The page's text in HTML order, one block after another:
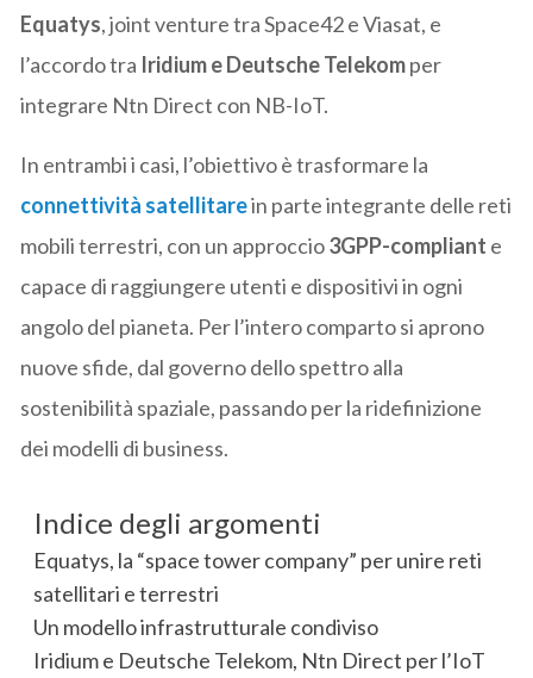
Equatys, joint venture tra Space42 e Viasat, e
l’accordo tra Iridium e Deutsche Telekomper
integrare Ntn Direct con NB-IoT.
In entrambi i casi, l’obiettivo è trasformare la
connettività satellitarein parte integrante delle reti
mobili terrestri, con un approccio3GPP-compliant e
capace di raggiungere utenti e dispositivi in ogni
angolo del pianeta. Per l’intero comparto si aprono
nuove sfide, dal governo dello spettro alla
sostenibilità spaziale, passando per la ridefinizione
dei modelli di business.
Indice degli argomenti
Equatys, la “space tower company” per unire reti
satellitari e terrestri
Un modello infrastrutturale condiviso
Iridium e Deutsche Telekom, Ntn Direct per l’IoT